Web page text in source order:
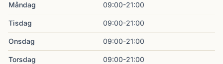
Måndag 09:00-21:00
Tisdag 09:00-21:00
Onsdag 09:00-21:00
Torsdag 09:00-21:00